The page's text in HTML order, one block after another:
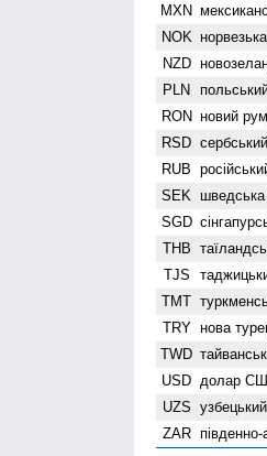
MXN
NOK
NZD
PLN
RON новий
RSD
RUB
SEK шведська
SGD
THB
TJS
TMT
TRY нова
TWD
USD долар
UZS
ZAR